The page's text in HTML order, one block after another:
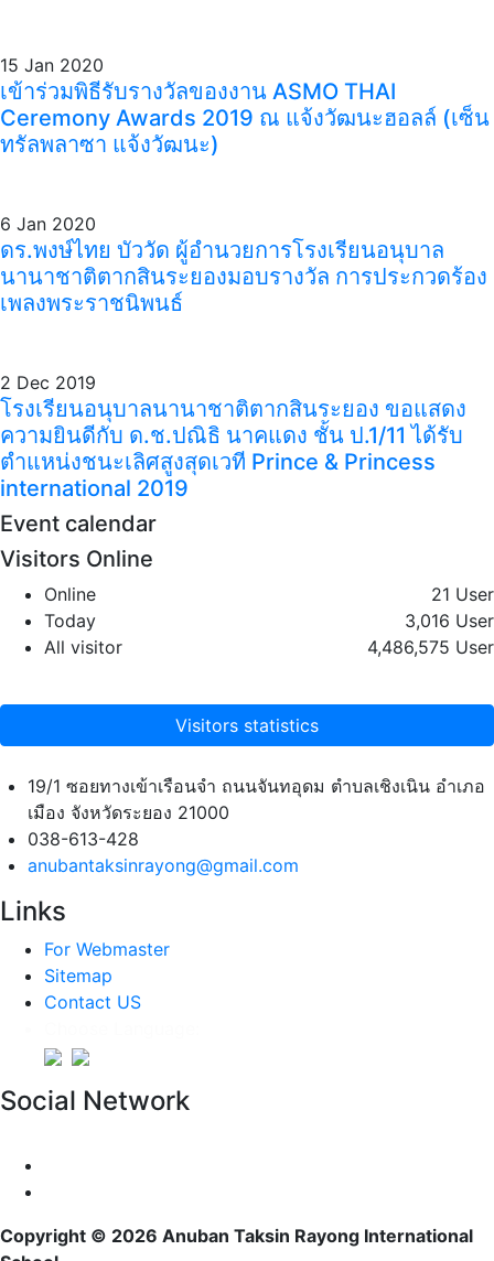
15 Jan 2020
เข้าร่วมพิธีรับรางวัลของงาน ASMO THAI
Ceremony Awards 2019 ณ แจ้งวัฒนะฮอลล์ (เซ็น
ทรัลพลาซา แจ้งวัฒนะ)
6 Jan 2020
ดร.พงษ์ไทย บัววัด ผู้อำนวยการโรงเรียนอนุบาล
นานาชาติตากสินระยองมอบรางวัล การประกวดร้อง
เพลงพระราชนิพนธ์
2 Dec 2019
โรงเรียนอนุบาลนานาชาติตากสินระยอง ขอแสดง
ความยินดีกับ ด.ช.ปณิธิ นาคแดง ชั้น ป.1/11 ได้รับ
ตำแหน่งชนะเลิศสูงสุดเวที Prince & Princess
international 2019
Event calendar
Visitors Online
Online
21 User
Today
3,016 User
All visitor
4,486,575 User
Visitors statistics
19/1 ซอยทางเข้าเรือนจำ ถนนจันทอุดม ตำบลเชิงเนิน อำเภอ
เมือง จังหวัดระยอง 21000
038-613-428
anubantaksinrayong@gmail.com
Links
For Webmaster
Sitemap
Contact US
Social Network
Copyright © 2026 Anuban Taksin Rayong International